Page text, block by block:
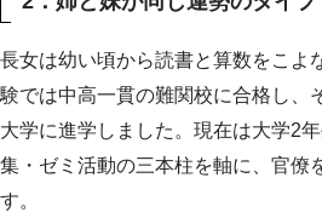
長女は幼い頃から読書と算数をこよ
験では中高一貫の難関校に合格し、
大学に進学しました。現在は大学2
集・ゼミ活動の三本柱を軸に、官僚
す。